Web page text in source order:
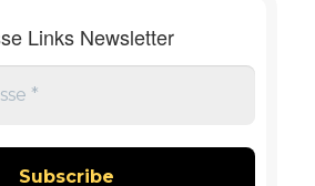
Links Newsletter